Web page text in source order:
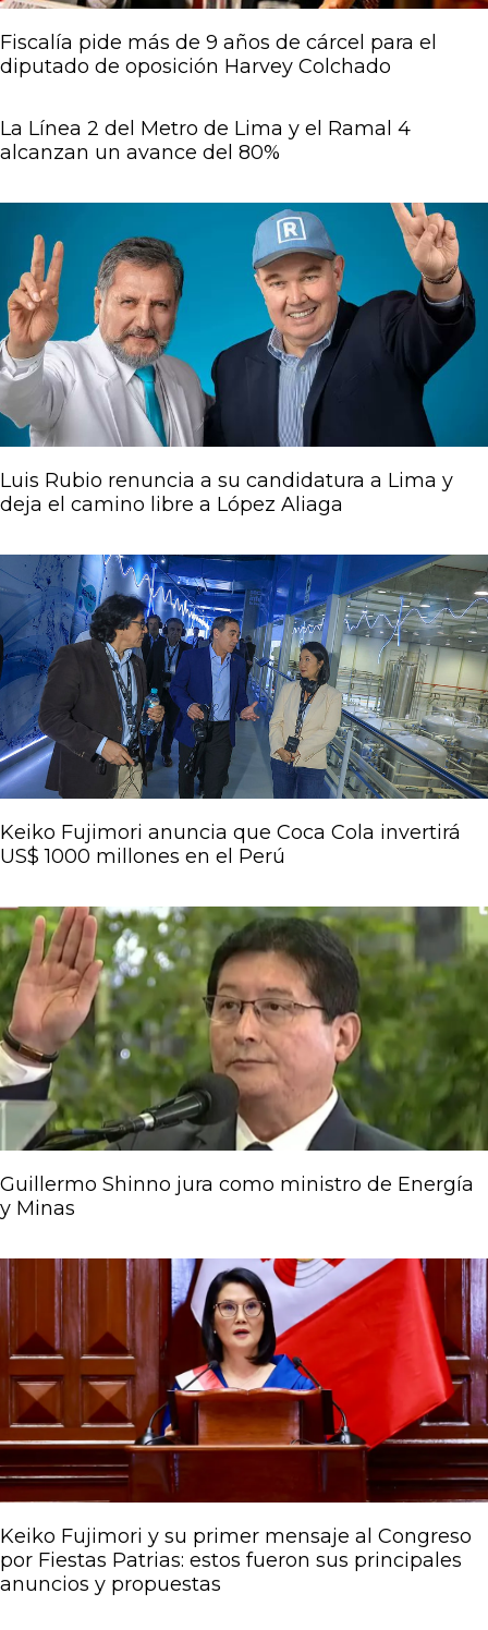
Fiscalía pide más de 9 años de cárcel para el
diputado de oposición Harvey Colchado
La Línea 2 del Metro de Lima y el Ramal 4
alcanzan un avance del 80%
Luis Rubio renuncia a su candidatura a Lima y
deja el camino libre a López Aliaga
Keiko Fujimori anuncia que Coca Cola invertirá
US$ 1000 millones en el Perú
Guillermo Shinno jura como ministro de Energía
y Minas
Keiko Fujimori y su primer mensaje al Congreso
por Fiestas Patrias: estos fueron sus principales
anuncios y propuestas